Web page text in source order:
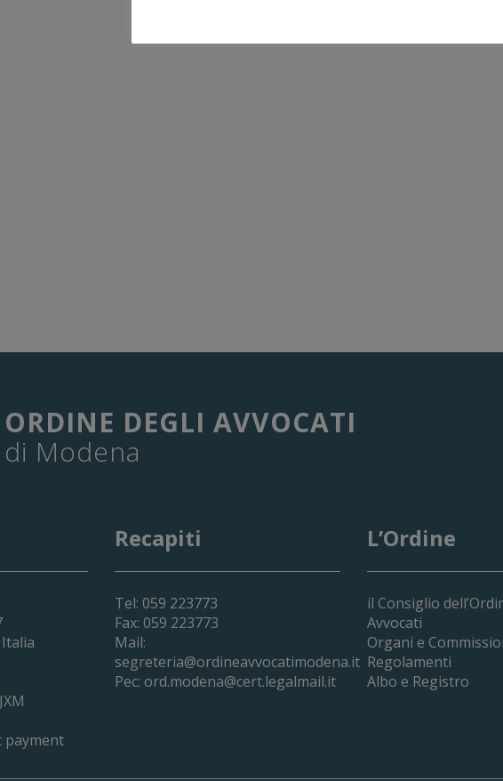
ORDINE DEGLI AVVOCATI
di Modena
payment
Recapiti
Tel: 059 223773
Fax: 059 223773
Mail:
segreteria@ordineavvocatimodena.it
Pec:ord.modena@cert.legalmail.it
L’Ordine
il Consiglio
Avvocati
Organi e
Regolamenti
Albo e Registro